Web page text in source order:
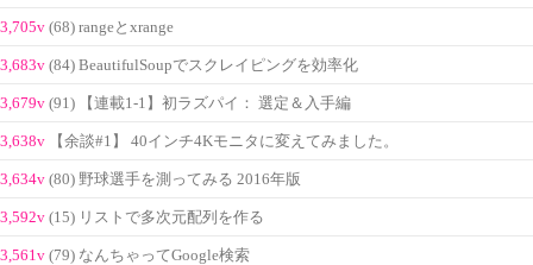
3,705v (68) rangeとxrange
3,683v (84) BeautifulSoupでスクレイピングを効率化
3,679v (91) 【連載1-1】初ラズパイ： 選定＆入手編
3,638v 【余談#1】 40インチ4Kモニタに変えてみました。
3,634v (80) 野球選手を測ってみる 2016年版
3,592v (15) リストで多次元配列を作る
3,561v (79) なんちゃってGoogle検索